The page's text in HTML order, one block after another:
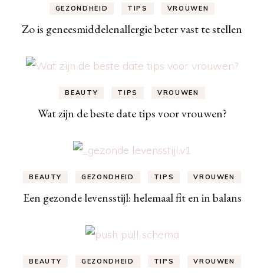
GEZONDHEID TIPS VROUWEN
Zo is geneesmiddelenallergie beter vast te stellen
BEAUTY TIPS VROUWEN
Wat zijn de beste date tips voor vrouwen?
BEAUTY GEZONDHEID TIPS VROUWEN
Een gezonde levensstijl: helemaal fit en in balans
BEAUTY GEZONDHEID TIPS VROUWEN